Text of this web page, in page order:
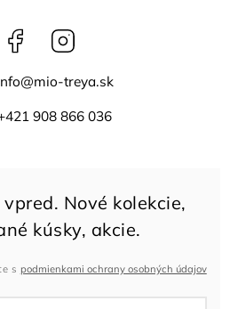
Facebook
@mio-treya.sk
908 866 036
s podmienkami ochrany osobných údajov